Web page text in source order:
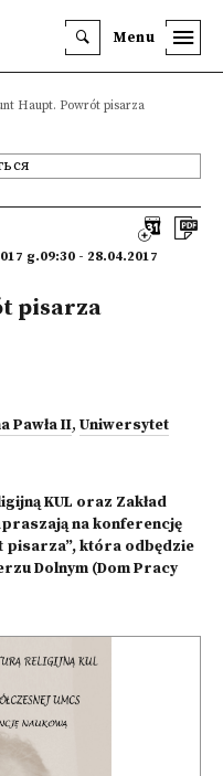
Menu
Haupt. Powrót pisarza
g.09:30 - 28.04.2017
pisarza
Pawła II, Uniwersytet
KUL oraz Zakład
na konferencję
pisarza”, która odbędzie
Dolnym (Dom Pracy